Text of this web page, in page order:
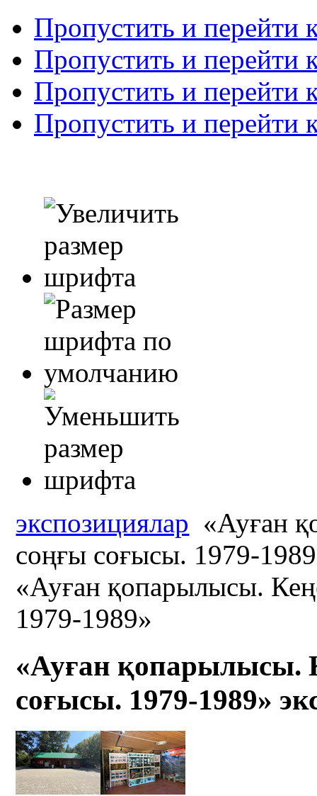
Пропустить и перейти
Пропустить и перейти
Пропустить и перейти
Пропустить и перейти
экспозициялар «Ауған
соңғы соғысы. 1979-
«Ауған қопарылысы.
1979-1989»
«Ауған қопарылысы.
соғысы. 1979-1989»